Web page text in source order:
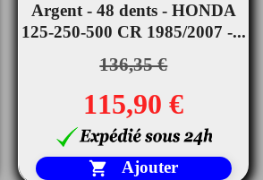
Argent - 48 dents - HONDA
125-250-500 CR 1985/2007 -...
136,35 €
115,90 €
 Ajouter